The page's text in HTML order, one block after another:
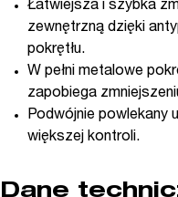
Łatwiejsza i szybka
zewnętrzną dzięki
pokrętłu.
W pełni metalowe
zapobiega
Podwójnie powlekany
większej kontroli.
Dane